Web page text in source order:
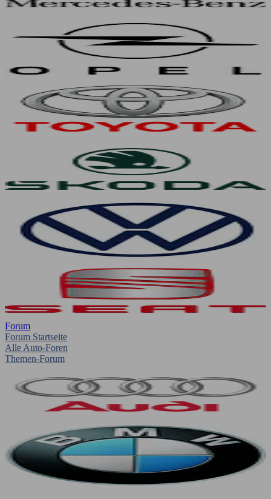
Forum
Forum Startseite
Alle Auto-Foren
Themen-Forum